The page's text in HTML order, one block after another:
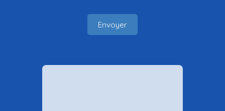
Envoyer